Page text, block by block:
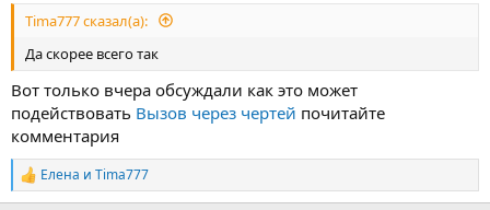
Tima777 сказал(а):
Да скорее всего так
Вот только вчера обсуждали как это может
подействовать Вызов через чертей почитайте
комментария
Р
е
Елена и Tima777